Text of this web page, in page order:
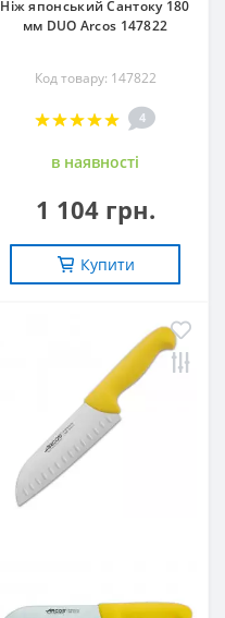
Ніж японський Сантоку 180
мм DUO Arcos 147822
Код товару: 147822
4
в наявностi
1 104 грн.
Купити